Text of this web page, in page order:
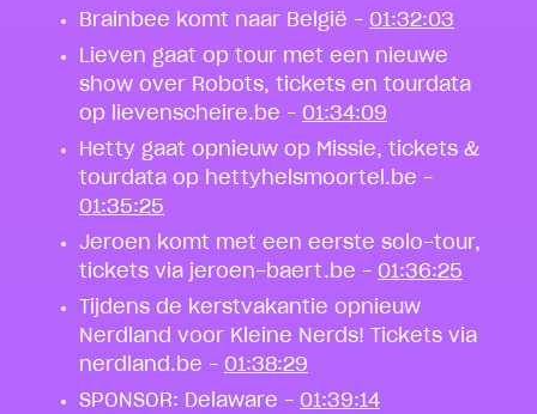
Brainbee komt naar België – 01:32:03
Lieven gaat op tour met een nieuwe
show over Robots, tickets en tourdata
op lievenscheire.be – 01:34:09
Hetty gaat opnieuw op Missie, tickets &
tourdata op hettyhelsmoortel.be –
01:35:25
Jeroen komt met een eerste solo-tour,
tickets via jeroen-baert.be – 01:36:25
Tijdens de kerstvakantie opnieuw
Nerdland voor Kleine Nerds! Tickets via
nerdland.be – 01:38:29
SPONSOR: Delaware – 01:39:14